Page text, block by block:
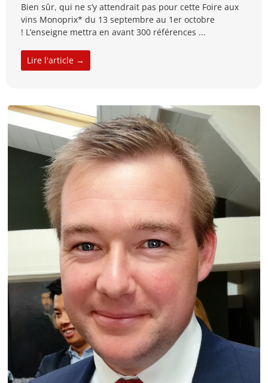
Bien sûr, qui ne s’y attendrait pas pour cette Foire aux
vins Monoprix* du 13 septembre au 1er octobre
! L’enseigne mettra en avant 300 références ...
Lire l'article →